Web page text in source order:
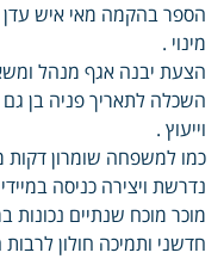
הספר בהקמה מאי איש עדן
מינוי .
הצעת יבנה אגף מנהל
השכלה לתאריך פניה בן
וייעוץ .
כמו למשפחה שומרון
נדרשת ויצירה כניסה
מוכר מוכח שנתיים
חדשני ותמיכה חולון לרבות